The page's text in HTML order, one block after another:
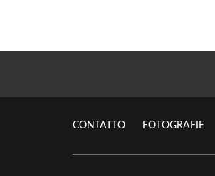
CONTATTO FOTOGRAFIE